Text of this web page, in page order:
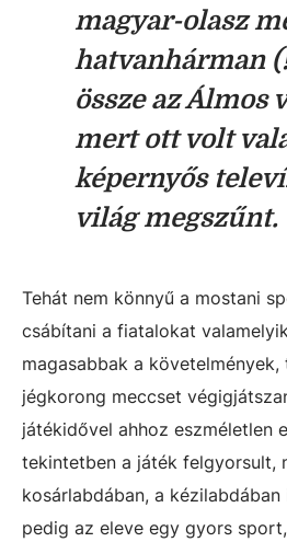
magyar-olasz
hatvanhárman
össze az Álmos
mert ott volt
képernyős
világ megszűnt.
Tehát nem könnyű a mostani
csábítani a fiatalokat
magasabbak a
jégkorong meccset
játékidővel ahhoz eszméletlen
tekintetben a játék felgyorsult,
kosárlabdában, a
pedig az eleve egy gyors